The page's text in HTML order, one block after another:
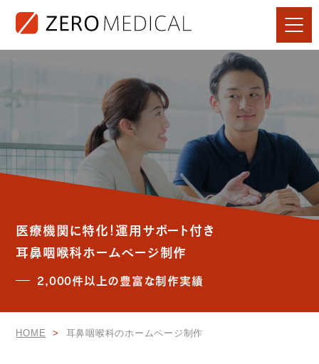
医療機関に特化！運用サポート付き
耳鼻咽喉科ホームページ制作
2,000件以上の豊富な制作実績
HOME 耳鼻咽喉科のホームページ制作